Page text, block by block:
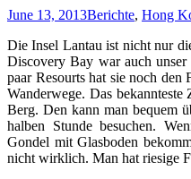
June 13, 2013Berichte, Hong
Die Insel Lantau ist nicht nur
Discovery Bay war auch
paar Resourts hat sie noch
Wanderwege. Das
Berg. Den kann man bequem
halben Stunde besuchen.
Gondel mit Glasboden
nicht wirklich. Man hat riesige